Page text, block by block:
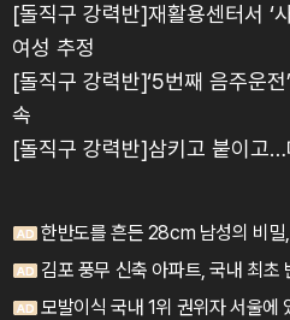
[돌직구 강력반]재활용센터서 ‘
여성 추정
[돌직구 강력반]‘5번째 음주운
속
[돌직구 강력반]삼키고 붙이고…